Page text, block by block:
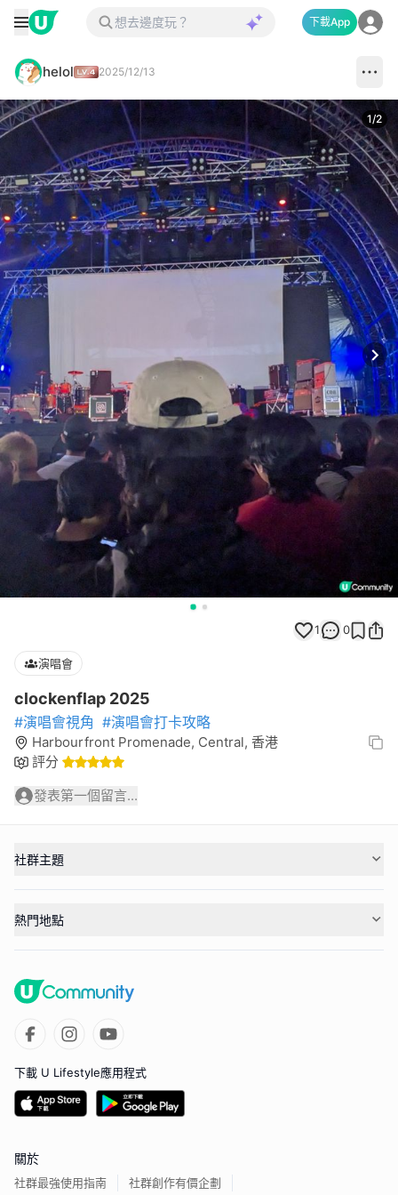
下載App
helol 2025/12/13
1/2
1 0
演唱會
clockenflap 2025
#演唱會視角 #演唱會打卡攻略
Harbourfront Promenade, Central, 香港
評分
發表第一個留言...
社群主題
熱門地點
下載 U Lifestyle應用程式
關於
社群最強使用指南 社群創作有價企劃